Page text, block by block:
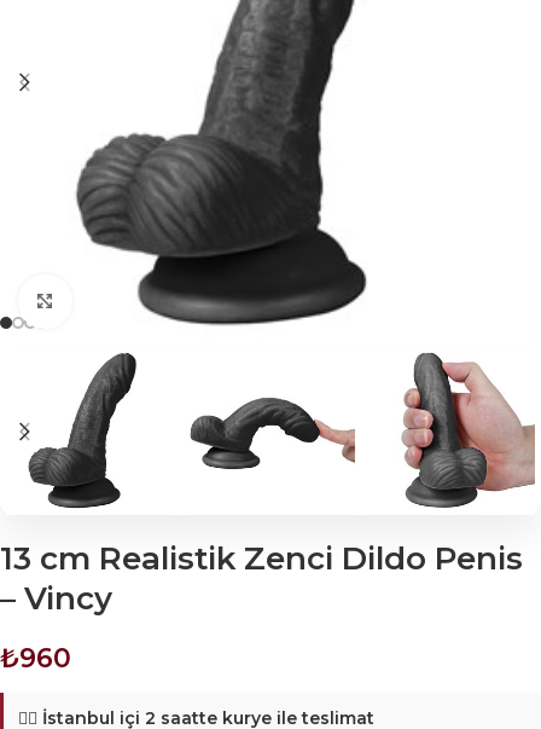
Click to enlarge
13 cm Realistik Zenci Dildo Penis
– Vincy
₺960
🚴‍♂️ İstanbul içi 2 saatte kurye ile teslimat